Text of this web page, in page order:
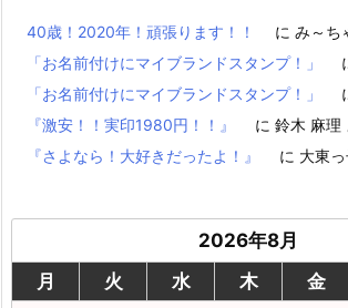
40歳！2020年！頑張ります！！ に み～ち
「お名前付けにマイブランドスタンプ！」
「お名前付けにマイブランドスタンプ！」
『激安！！実印1980円！！』
に 鈴木 麻理
『さよなら！大好きだったよ！』
に 大東
2026年8月
月
火 水 木 金